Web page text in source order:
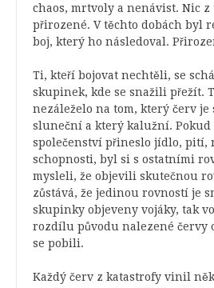
chaos, mrtvoly a nenávist. Nic z
přirozené. V těchto dobách byl
boj, který ho následoval.
Ti, kteří bojovat nechtěli, se
skupinek, kde se snažili přežít.
nezáleželo na tom, který červ je
sluneční a který kalužní. Pokud
společenství přineslo jídlo, pití,
schopnosti, byl si s ostatními
mysleli, že objevili skutečnou
zůstává, že jedinou rovností je
skupinky objeveny vojáky, tak
rozdílu původu nalezené červy
se pobili.
Každý červ z katastrofy vinil